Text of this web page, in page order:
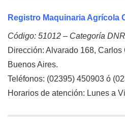
Registro Maquinaria Agrícola
Código: 51012 – Categoría
Dirección: Alvarado 168,
Buenos Aires.
Teléfonos: (02395) 450903 ó
Horarios de atención: Lunes a